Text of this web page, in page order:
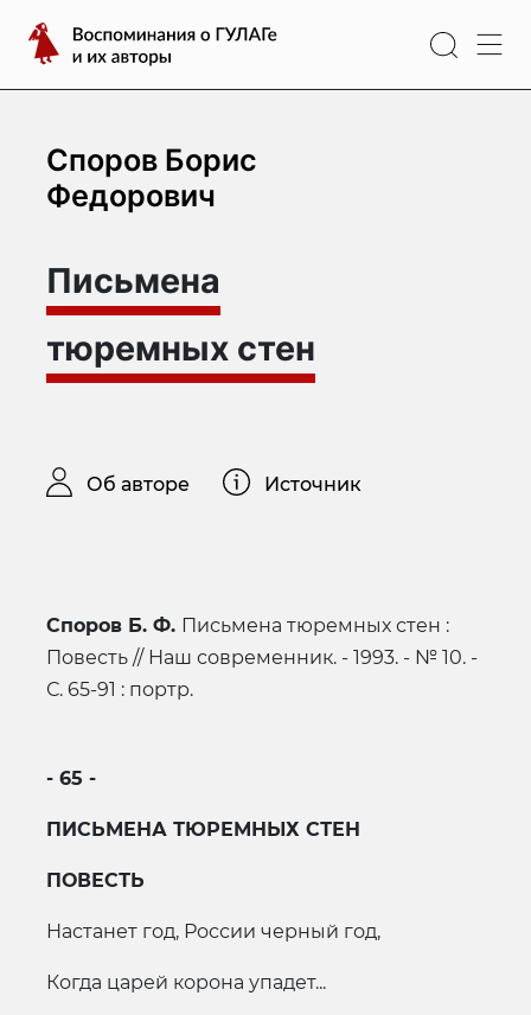
содержимому
Воспоминания
о
ГУЛАГе
их
авторы
Споров Борис
Федорович
Письмена
тюремных стен
Об авторе Источник
Споров Б. Ф. Письмена тюремных стен :
Повесть // Наш современник. - 1993. - № 10. -
С. 65-91 : портр.
- 65 -
ПИСЬМЕНА ТЮРЕМНЫХ СТЕН
ПОВЕСТЬ
Настанет год, России черный год,
Когда царей корона упадет...